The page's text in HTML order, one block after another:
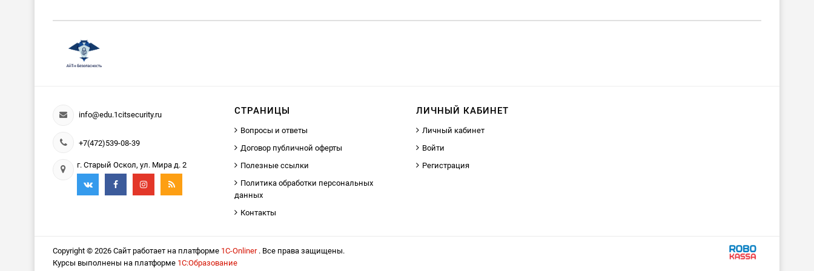
info@edu.1citsecurity.ru
+7(472)539-08-39
г. Старый Оскол, ул. Мира д. 2
СТРАНИЦЫ
Вопросы и ответы
Договор публичной оферты
Полезные ссылки
Политика обработки персональных
данных
Контакты
ЛИЧНЫЙ КАБИНЕТ
Личный кабинет
Войти
Регистрация
Copyright © 2026 Сайт работает на платформе 1С-Onliner . Все права защищены.
Курсы выполнены на платформе 1С:Образование